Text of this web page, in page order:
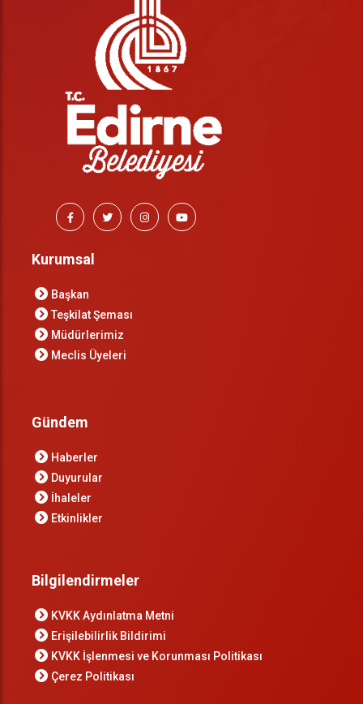
Kurumsal
Başkan
Teşkilat Şeması
Müdürlerimiz
Meclis Üyeleri
Gündem
Haberler
Duyurular
İhaleler
Etkinlikler
Bilgilendirmeler
KVKK Aydınlatma Metni
Erişilebilirlik Bildirimi
KVKK İşlenmesi ve Korunması Politikası
Çerez Politikası